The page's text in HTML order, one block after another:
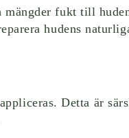
fukt till
hudens
Detta är